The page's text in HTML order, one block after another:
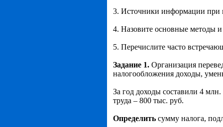
3. Источники информации при
4. Назовите основные методы
5. Перечислите часто
Задание 1. Организация
налогообложения доходы,
За год доходы составили 4
труда – 800 тыс. руб.
Определить сумму налога,